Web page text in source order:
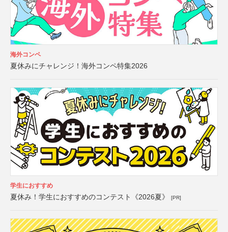
海外コンペ
夏休みにチャレンジ！海外コンペ特集2026
学生におすすめ
夏休み！学生におすすめのコンテスト《2026夏》 [PR]